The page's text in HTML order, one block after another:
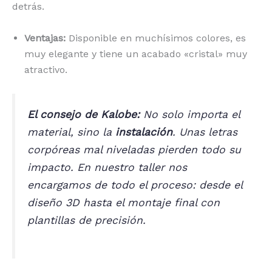
detrás.
Ventajas: Disponible en muchísimos colores, es
muy elegante y tiene un acabado «cristal» muy
atractivo.
El consejo de Kalobe:No solo importa el
material, sino la instalación. Unas letras
corpóreas mal niveladas pierden todo su
impacto. En nuestro taller nos
encargamos de todo el proceso: desde el
diseño 3D hasta el montaje final con
plantillas de precisión.